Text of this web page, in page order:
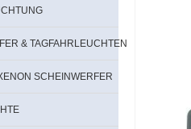
& TAGFAHRLEUCHTEN
SCHEINWERFER